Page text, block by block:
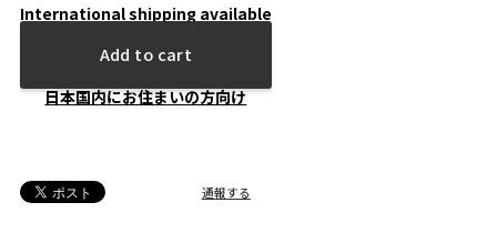
International shipping available
Add to cart
日本国内にお住まいの方向け
通報する